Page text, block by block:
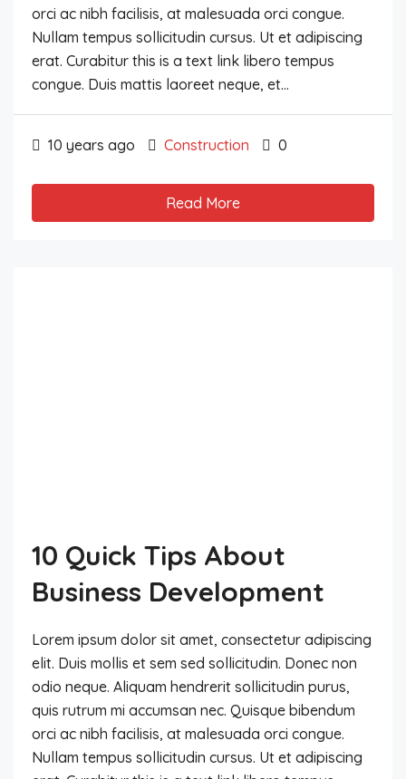
orci ac nibh facilisis, at malesuada orci congue.
Nullam tempus sollicitudin cursus. Ut et adipiscing
erat. Curabitur this is a text link libero tempus
congue. Duis mattis laoreet neque, et...
10 years ago Construction 0
Read More
10 Quick Tips About
Business Development
Lorem ipsum dolor sit amet, consectetur adipiscing
elit. Duis mollis et sem sed sollicitudin. Donec non
odio neque. Aliquam hendrerit sollicitudin purus,
quis rutrum mi accumsan nec. Quisque bibendum
orci ac nibh facilisis, at malesuada orci congue.
Nullam tempus sollicitudin cursus. Ut et adipiscing